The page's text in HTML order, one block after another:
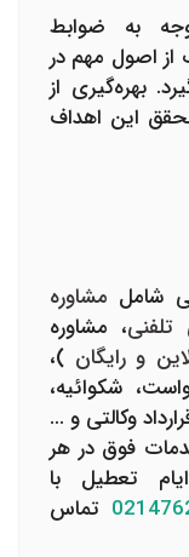
به ضوابط
اصول مهم در
بهره‌گیری از
این اهداف
شامل مشاوره
، مشاوره
و رایگان )،
شکوائیه،
وکالتی و ...
فوق در هر
تعطیل با
تماس